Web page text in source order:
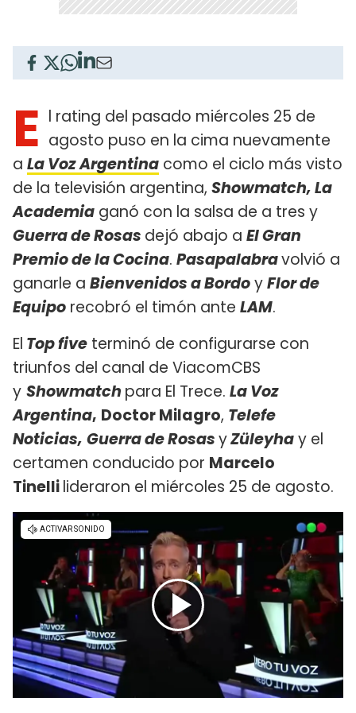
E l rating del pasado miércoles 25 de
agosto puso en la cima nuevamente
a La Voz Argentina como el ciclo más visto
de la televisión argentina, Showmatch, La
Academia ganó con la salsa de a tres y
Guerra de Rosas dejó abajo a El Gran
Premio de la Cocina. Pasapalabravolvió a
ganarle a Bienvenidos a BordoyFlor de
Equipo recobró el timón ante LAM.
El Top five terminó de configurarse con
triunfos del canal de ViacomCBS
y Showmatch para El Trece. La Voz
Argentina, Doctor Milagro, Telefe
Noticias, Guerra de RosasyZüleyhay el
certamen conducido por Marcelo
Tinellilideraron el miércoles 25 de agosto.